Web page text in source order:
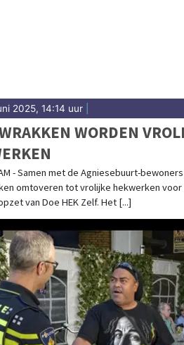
2025, 14:14 uur
WORDEN
- Samen met de Agniesebuurt-bewoners
omtoveren tot vrolijke hekwerken voor
van Doe HEK Zelf. Het [...]